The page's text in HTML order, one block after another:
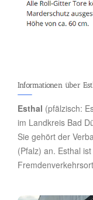
Informationen über
Esthal (pfälzisch:
im Landkreis Bad
Sie gehört der
(Pfalz) an. Esthal